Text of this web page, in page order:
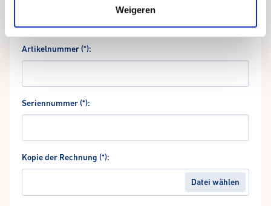
Weigeren
Artikelnummer (*):
Seriennummer (*):
Kopie der Rechnung (*):